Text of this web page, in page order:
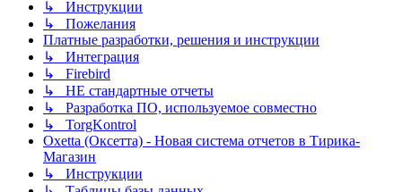
↳ Инструкции
↳ Пожелания
Платные разработки, решения и инструкции
↳ Интеграция
↳ Firebird
↳ НЕ стандартные отчеты
↳ Разработка ПО, используемое совместно
↳ TorgKontrol
Oxetta (Оксетта) - Новая система отчетов в Тирика-
Магазин
↳ Инструкции